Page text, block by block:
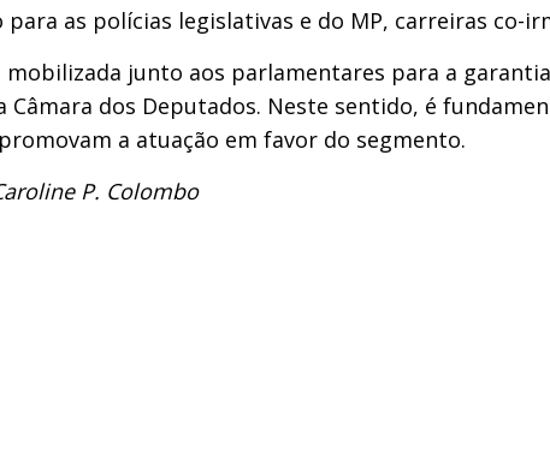
para as polícias legislativas e do MP, carreiras co-
mobilizada junto aos parlamentares para a
dos Deputados. Neste sentido, é
a atuação em favor do segmento.
P. Colombo